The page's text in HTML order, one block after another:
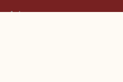
Auteurs